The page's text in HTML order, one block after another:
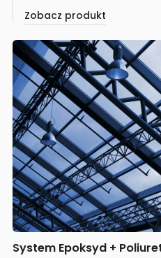
Zobacz produkt
System Epoksyd +